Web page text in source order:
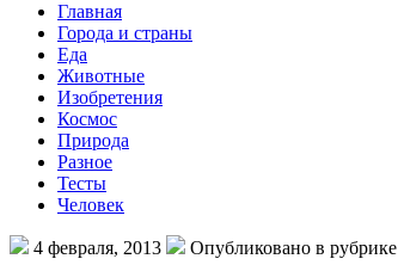
Главная
Города и страны
Еда
Животные
Изобретения
Космос
Природа
Разное
Тесты
Человек
4 февраля, 2013 Опубликовано в рубрике